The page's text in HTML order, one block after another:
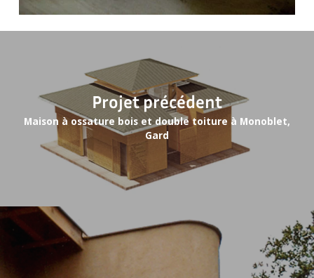
Projet précédent
Maison à ossature bois et double toiture à Monoblet,
Gard